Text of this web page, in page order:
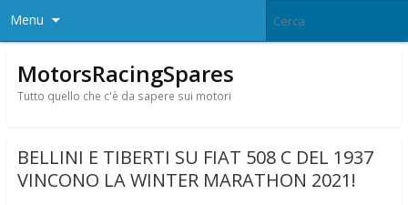
Menu
MotorsRacingSpares
Tutto quello che c'è da sapere sui motori
BELLINI E TIBERTI SU FIAT 508 C DEL 1937
VINCONO LA WINTER MARATHON 2021!